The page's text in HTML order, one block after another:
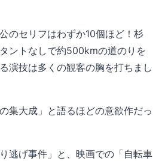
のセリフはわずか10個ほど！杉
ントなしで約500kmの道のりを
演技は多くの観客の胸を打ちまし
集大成」と語るほどの意欲作だっ
逃げ事件」と、映画での「自転車